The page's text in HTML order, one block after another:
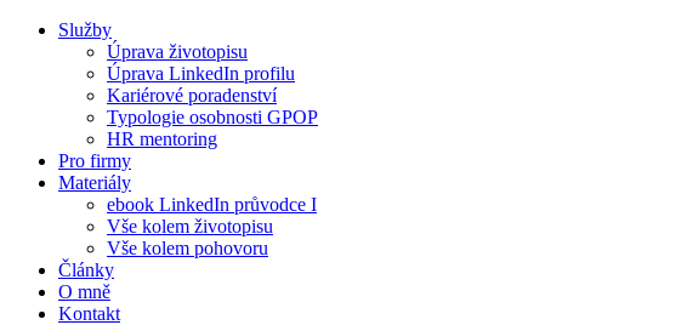
Služby
Úprava životopisu
Úprava LinkedIn profilu
Kariérové poradenství
Typologie osobnosti GPOP
HR mentoring
Pro firmy
Materiály
ebook LinkedIn průvodce I
Vše kolem životopisu
Vše kolem pohovoru
Články
O mně
Kontakt